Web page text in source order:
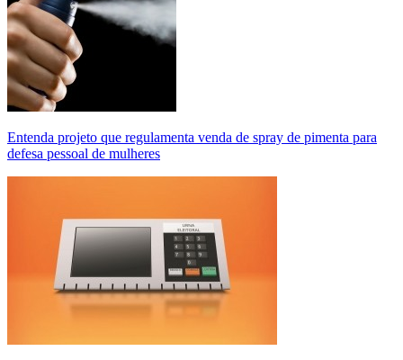
Entenda projeto que regulamenta venda de spray de pimenta para
defesa pessoal de mulheres